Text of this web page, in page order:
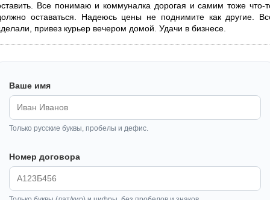
Все понимаю и коммуналка дорогая и самим тоже что-
оставаться. Надеюсь цены не поднимите как другие.
привез курьер вечером домой. Удачи в бизнесе.
Ваше имя
Только русские буквы, пробелы и дефис.
Номер договора